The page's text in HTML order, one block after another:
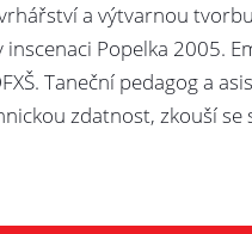
a výtvarnou
Popelka 2005.
Taneční pedagog a
zdatnost, zkouší se